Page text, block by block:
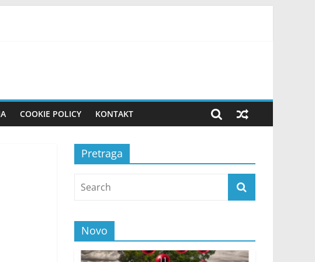
sujeveran, ali ovako uvek pripremam teren! FOTO
COOKIE POLICY KONTAKT
Pretraga
Novo